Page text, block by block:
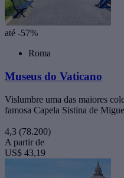
até -57%
Roma
Museus do Vaticano
Vislumbre uma das maiores
famosa Capela Sistina de
4,3 (78.200)
A partir de
US$ 43,19